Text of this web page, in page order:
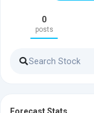
0
posts